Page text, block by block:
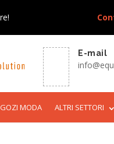
E-mail
MODA ALTRI SETTORI